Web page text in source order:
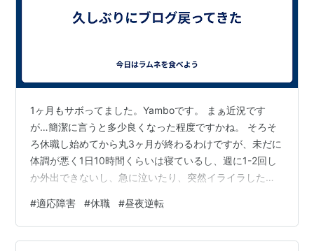
1ヶ月もサボってました。Yamboです。 まぁ近況です
が…簡潔に言うと多少良くなった程度ですかね。 そろそ
ろ休職し始めてから丸3ヶ月が終わるわけですが、未だに
体調が悪く1日10時間くらいは寝ているし、週に1-2回し
か外出できないし、急に泣いたり、突然イライラしたり
自己嫌悪で泣いていたのが、12月は悔しい気持ちや悲し
い気持ちで泣くようになり、最近1月くらいからは懐かし
さとか、寂しさみたいな感傷的な気持ちになって泣くこ
#適応障害 #休職 #昼夜逆転